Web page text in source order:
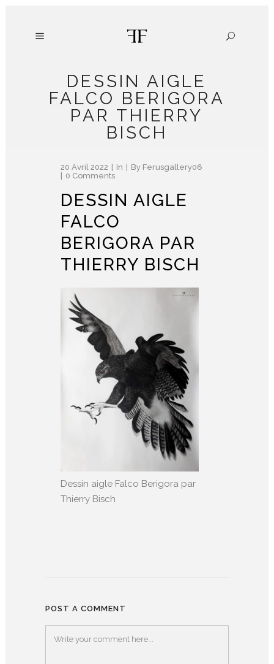
DESSIN AIGLE
FALCO BERIGORA
PAR THIERRY
BISCH
20 Avril 2022 In By Ferusgallery06
0 Comments
DESSIN AIGLE
FALCO
BERIGORA PAR
THIERRY BISCH
Dessin aigle Falco Berigora par
Thierry Bisch
POST A COMMENT